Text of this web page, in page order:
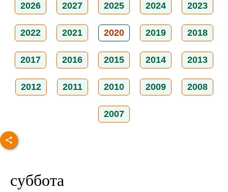
2026 2027 2025 2024 2023
2022 2021 2020 2019 2018
2017 2016 2015 2014 2013
2012 2011 2010 2009 2008
2007
суббота